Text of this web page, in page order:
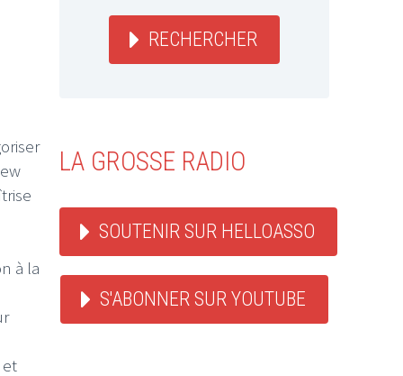
à la
et
RECHERCHER
LA GROSSE RADIO
SOUTENIR SUR HELLOASSO
S'ABONNER SUR YOUTUBE